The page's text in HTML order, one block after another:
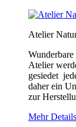
Atelier
Atelier
gesiedet
daher ein
zur
Mehr Details